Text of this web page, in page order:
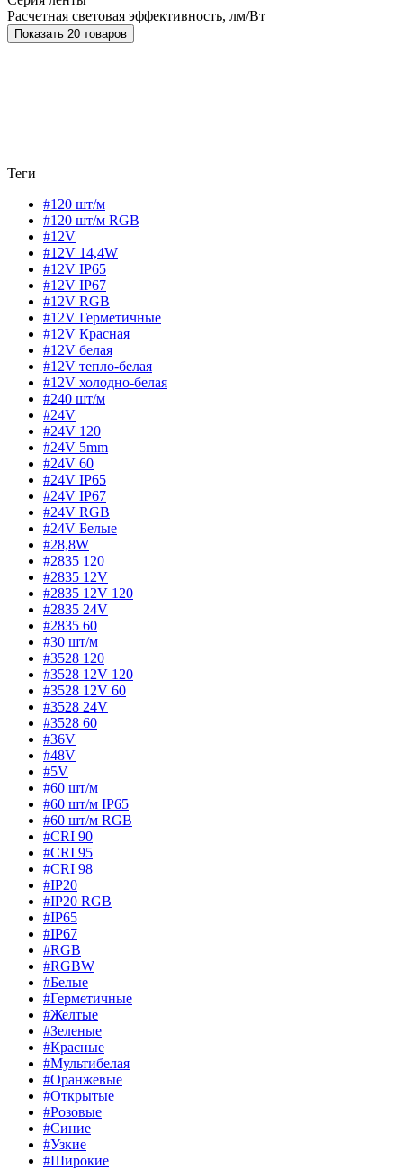
Расчетная световая эффективность, лм/Вт
Показать 20 товаров
Теги
#120 шт/м
#120 шт/м RGB
#12V
#12V 14,4W
#12V IP65
#12V IP67
#12V RGB
#12V Герметичные
#12V Красная
#12V белая
#12V тепло-белая
#12V холодно-белая
#240 шт/м
#24V
#24V 120
#24V 5mm
#24V 60
#24V IP65
#24V IP67
#24V RGB
#24V Белые
#28,8W
#2835 120
#2835 12V
#2835 12V 120
#2835 24V
#2835 60
#30 шт/м
#3528 120
#3528 12V 120
#3528 12V 60
#3528 24V
#3528 60
#36V
#48V
#5V
#60 шт/м
#60 шт/м IP65
#60 шт/м RGB
#CRI 90
#CRI 95
#CRI 98
#IP20
#IP20 RGB
#IP65
#IP67
#RGB
#RGBW
#Белые
#Герметичные
#Желтые
#Зеленые
#Красные
#Мультибелая
#Оранжевые
#Открытые
#Розовые
#Синие
#Узкие
#Широкие